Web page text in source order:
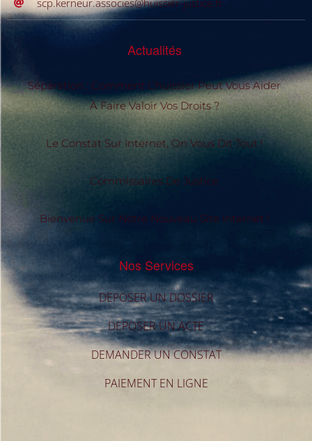
Actualités
Séparation : Comment L’huissier Peut Vous Aider
À Faire Valoir Vos Droits ?
Le Constat Sur Internet, On Vous Dit Tout !
Commissaires De Justice
Bienvenue Sur Notre Nouveau Site Internet !
Nos Services
DEPOSER UN DOSSIER
DEPOSER UN ACTE
DEMANDER UN CONSTAT
PAIEMENT EN LIGNE